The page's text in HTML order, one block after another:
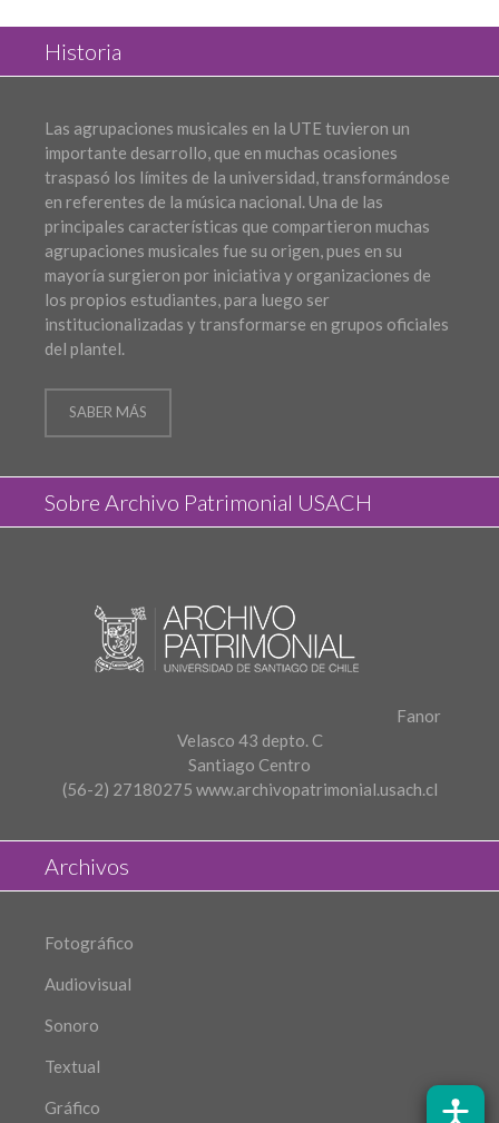
Historia
Las agrupaciones musicales en la UTE tuvieron un
importante desarrollo, que en muchas ocasiones
traspasó los límites de la universidad, transformándose
en referentes de la música nacional. Una de las
principales características que compartieron muchas
agrupaciones musicales fue su origen, pues en su
mayoría surgieron por iniciativa y organizaciones de
los propios estudiantes, para luego ser
institucionalizadas y transformarse en grupos oficiales
del plantel.
SABER MÁS
Sobre Archivo Patrimonial USACH
Fanor
Velasco 43 depto. C
Santiago Centro
(56-2) 27180275 www.archivopatrimonial.usach.cl
Archivos
Fotográfico
Audiovisual
Sonoro
Textual
Gráfico